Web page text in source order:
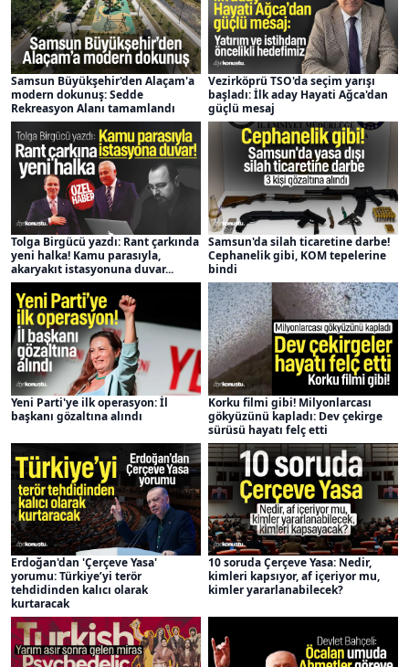
Samsun Büyükşehir'den Alaçam'a
modern dokunuş: Sedde
Rekreasyon Alanı tamamlandı
Vezirköprü TSO'da seçim yarışı
başladı: İlk aday Hayati Ağca'dan
güçlü mesaj
Tolga Birgücü yazdı: Rant çarkında
yeni halka! Kamu parasıyla,
akaryakıt istasyonuna duvar...
Samsun'da silah ticaretine darbe!
Cephanelik gibi, KOM tepelerine
bindi
Yeni Parti'ye ilk operasyon: İl
başkanı gözaltına alındı
Korku filmi gibi! Milyonlarcası
gökyüzünü kapladı: Dev çekirge
sürüsü hayatı felç etti
Erdoğan'dan 'Çerçeve Yasa'
yorumu: Türkiye’yi terör
tehdidinden kalıcı olarak
kurtaracak
10 soruda Çerçeve Yasa: Nedir,
kimleri kapsıyor, af içeriyor mu,
kimler yararlanabilecek?